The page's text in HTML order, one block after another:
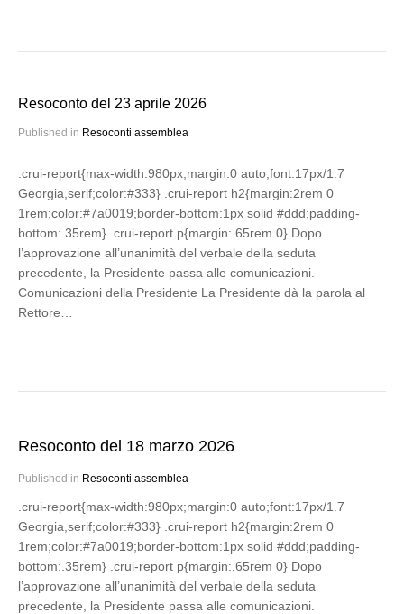
Resoconto del 23 aprile 2026
Published in Resoconti assemblea
.crui-report{max-width:980px;margin:0 auto;font:17px/1.7
Georgia,serif;color:#333} .crui-report h2{margin:2rem 0
1rem;color:#7a0019;border-bottom:1px solid #ddd;padding-
bottom:.35rem} .crui-report p{margin:.65rem 0} Dopo
l’approvazione all’unanimità del verbale della seduta
precedente, la Presidente passa alle comunicazioni.
Comunicazioni della Presidente La Presidente dà la parola al
Rettore…
Resoconto del 18 marzo 2026
Published in Resoconti assemblea
.crui-report{max-width:980px;margin:0 auto;font:17px/1.7
Georgia,serif;color:#333} .crui-report h2{margin:2rem 0
1rem;color:#7a0019;border-bottom:1px solid #ddd;padding-
bottom:.35rem} .crui-report p{margin:.65rem 0} Dopo
l’approvazione all’unanimità del verbale della seduta
precedente, la Presidente passa alle comunicazioni.